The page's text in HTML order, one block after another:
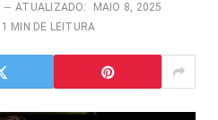
ATUALIZADO:
MAIO 8, 2025
1 MIN DE LEITURA